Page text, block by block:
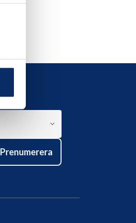
Prenumerera